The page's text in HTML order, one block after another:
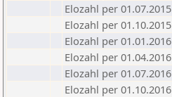
Elozahl per 01.07.2015
Elozahl per 01.10.2015
Elozahl per 01.01.2016
Elozahl per 01.04.2016
Elozahl per 01.07.2016
Elozahl per 01.10.2016